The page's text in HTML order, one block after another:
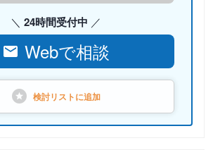
24時間受付中
Webで相談
検討リストに追加